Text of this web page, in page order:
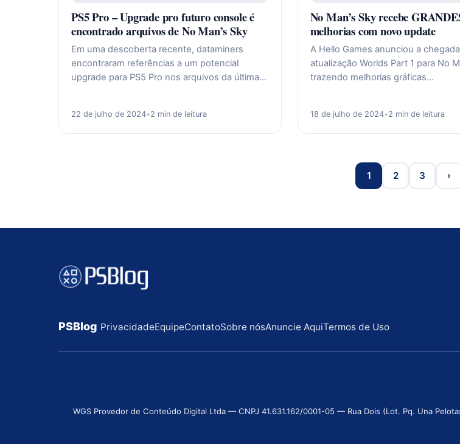
PS5 Pro – Upgrade pro futuro console é
encontrado arquivos de No Man’s Sky
Em uma descoberta recente, dataminers
encontraram referências a um potencial
upgrade para PS5 Pro nos arquivos da última…
22 de julho de 2024•2 min de leitura
No Man’s Sky recebe
melhorias com novo update
A Hello Games anunciou a
atualização Worlds Part 1 para No
trazendo melhorias gráficas…
18 de julho de 2024•2 min de leitura
1 2 3 ›
PSBlog PrivacidadeEquipeContatoSobre nósAnuncie AquiTermos de Uso
WGS Provedor de Conteúdo Digital Ltda — CNPJ 41.631.162/0001-05 — Rua Dois (Lot. Pq. Una